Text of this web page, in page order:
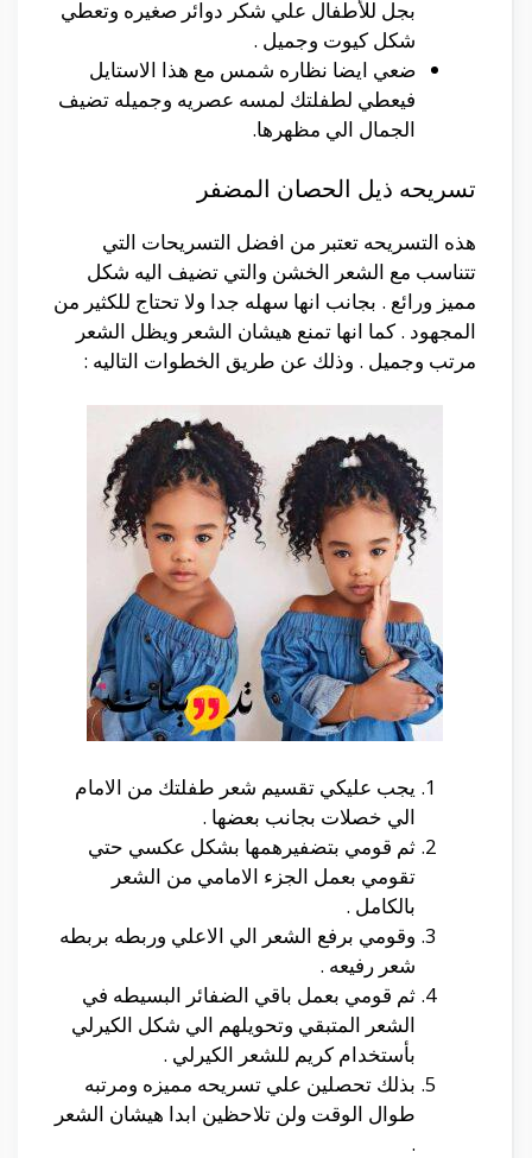
بجل للأطفال علي شكر دوائر صغيره وتعطي
شكل كيوت وجميل .
ضعي ايضا نظاره شمس مع هذا الاستايل
فيعطي لطفلتك لمسه عصريه وجميله تضيف
الجمال الي مظهرها.
تسريحه ذيل الحصان المضفر
هذه التسريحه تعتبر من افضل التسريحات التي
تتناسب مع الشعر الخشن والتي تضيف اليه شكل
مميز ورائع . بجانب انها سهله جدا ولا تحتاج للكثير من
المجهود . كما انها تمنع هيشان الشعر ويظل الشعر
مرتب وجميل . وذلك عن طريق الخطوات التاليه :
يجب عليكي تقسيم شعر طفلتك من الامام
الي خصلات بجانب بعضها .
ثم قومي بتضفيرهمها بشكل عكسي حتي
تقومي بعمل الجزء الامامي من الشعر
بالكامل .
وقومي برفع الشعر الي الاعلي وربطه بربطه
شعر رفيعه .
ثم قومي بعمل باقي الضفائر البسيطه في
الشعر المتبقي وتحويلهم الي شكل الكيرلي
بأستخدام كريم للشعر الكيرلي .
بذلك تحصلين علي تسريحه مميزه ومرتبه
طوال الوقت ولن تلاحظين ابدا هيشان الشعر
.